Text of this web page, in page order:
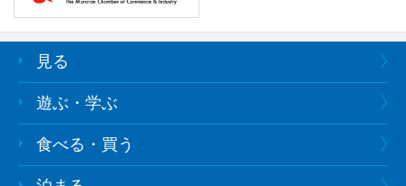
見る
遊ぶ・学ぶ
食べる・買う